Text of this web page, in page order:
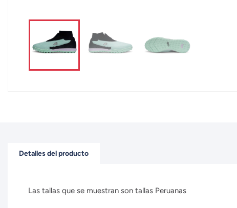
Detalles del producto
Las tallas que se muestran son tallas Peruanas